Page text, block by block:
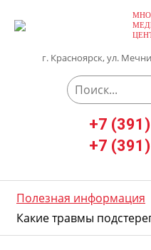
г. Красноярск, ул.
+7
+7
Полезная информация
Какие травмы